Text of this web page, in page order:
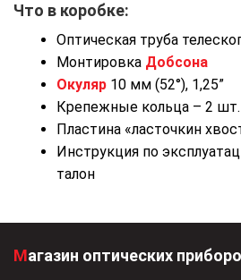
Что в коробке:
Оптическая труба
Монтировка Добсона
Окуляр 10 мм (52°), 1,25”
Крепежные кольца – 2 шт.
Пластина «ласточкин
Инструкция по
талон
Магазин оптических